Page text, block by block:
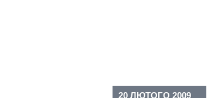
20 ЛЮТОГО 2009